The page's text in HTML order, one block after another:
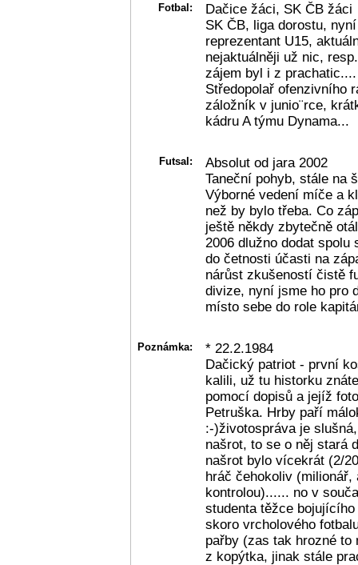
Fotbal:
Dačice žáci, SK ČB žáci
SK ČB, liga dorostu,
reprezentant U15,
nejaktuálněji už nic,
zájem byl i z prachatic....
Středopolař ofenzivního
záložník v junio¨rce,
kádru A týmu Dynama...
Futsal:
Absolut od jara 2002
Taneční pohyb, stále na
Výborné vedení míče a
než by bylo třeba. Co
ještě někdy zbytečně
2006 dlužno dodat
do četnosti účasti na
nárůst zkušeností čistě
divize, nyní jsme ho pro
místo sebe do role
Poznámka:
* 22.2.1984
Dačický patriot - první
kalili, už tu historku
pomocí dopisů a jejíž
Petruška. Hrby paří
:-)životospráva je
našrot, to se o něj stará
našrot bylo vícekrát (2/
hráč čehokoliv (milionář,
kontrolou)...... no v
studenta těžce
skoro vrcholového
pařby (zas tak hrozné
z kopýtka, jinak stále